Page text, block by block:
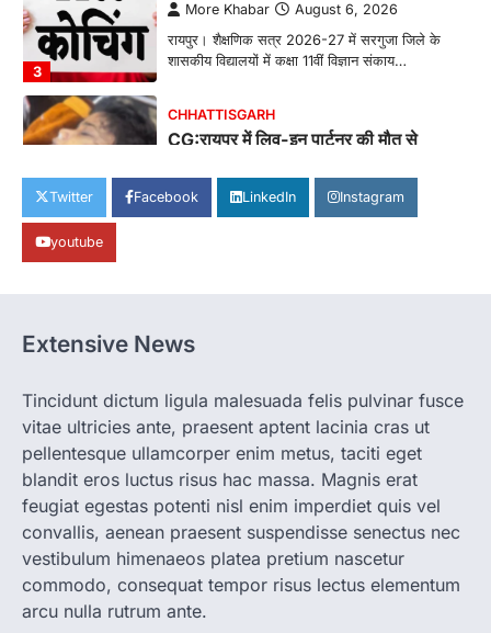
3
More Khabar August 6, 2026
रायपुर। शैक्षणिक सत्र 2026-27 में सरगुजा जिले के
शासकीय विद्यालयों में कक्षा 11वीं विज्ञान संकाय…
CHHATTISGARH
CG:रायपुर में लिव-इन पार्टनर की मौत से
More Khabar August 6, 2026
रायपुर। राजधानी रायपुर से एक सनसनीखेज मामला
CHHATTISGARH
More Khabar
जिसे 2018 में शुरू किया गया…
2
CHHATTISGARH
CG: शराब दुकानों में गड़बड़ी पर आबकारी
विभाग का बड़ा एक्शन
More Khabar August 6, 2026
रायपुर। छत्तीसगढ़ में शराब दुकानों में अधिक कीमत पर
बिक्री और अन्य गंभीर अनियमितताओं के…
Twitter Facebook LinkedIn Instagram
youtube
Extensive News
Tincidunt dictum ligula malesuada felis pulvinar fusce
vitae ultricies ante, praesent aptent lacinia cras ut
pellentesque ullamcorper enim metus, taciti eget
blandit eros luctus risus hac massa. Magnis erat
feugiat egestas potenti nisl enim imperdiet quis vel
convallis, aenean praesent suspendisse senectus nec
vestibulum himenaeos platea pretium nascetur
commodo, consequat tempor risus lectus elementum
arcu nulla rutrum ante.